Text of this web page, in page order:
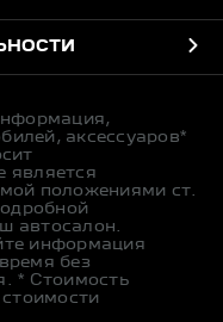
аксессуаров*
является
положениями ст.
автосалон.
информация
без
* Стоимость
стоимости